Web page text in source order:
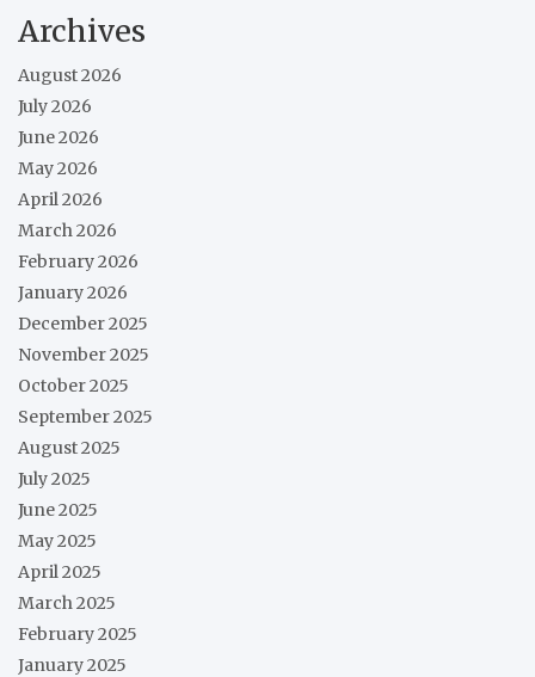
Archives
August 2026
July 2026
June 2026
May 2026
April 2026
March 2026
February 2026
January 2026
December 2025
November 2025
October 2025
September 2025
August 2025
July 2025
June 2025
May 2025
April 2025
March 2025
February 2025
January 2025